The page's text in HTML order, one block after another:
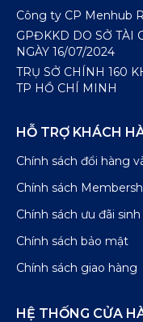
Công ty CP Menhub
GPĐKKD DO SỞ TÀI
NGÀY 16/07/2024
TRỤ SỞ CHÍNH 160
TP HỒ CHÍ MINH
HỖ TRỢ KHÁCH
Chính sách đổi hàng
Chính sách
Chính sách ưu đãi
Chính sách bảo mật
Chính sách giao hàng
HỆ THỐNG CỬA